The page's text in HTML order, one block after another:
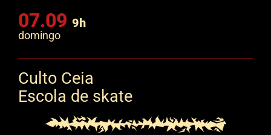
07.09 9h
domingo
Culto Ceia
Escola de skate